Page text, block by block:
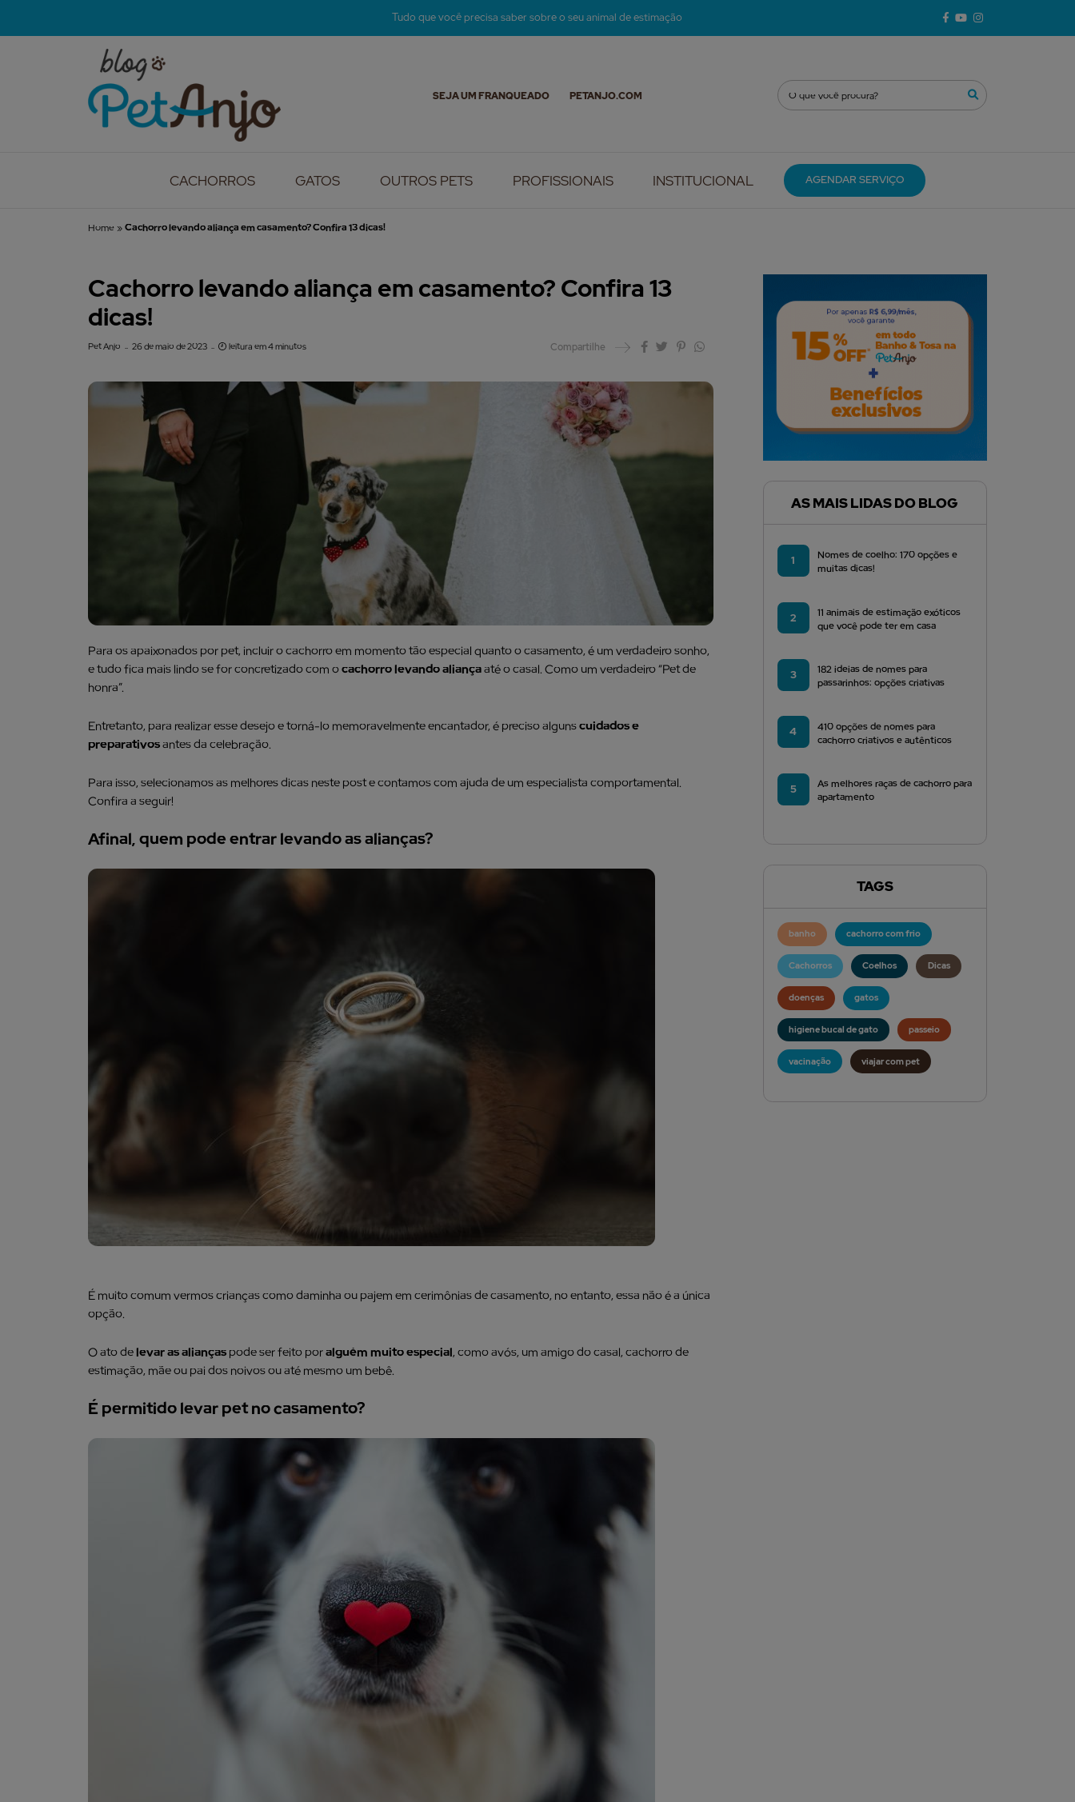
Tudo que você precisa saber sobre o seu animal de estimação
SEJA UM FRANQUEADO PETANJO.COM
CACHORROS GATOS OUTROS PETS PROFISSIONAIS INSTITUCIONAL AGENDAR SERVIÇO
Home »Cachorro levando aliança em casamento? Confira 13 dicas!
Cachorro levando aliança em casamento? Confira 13
dicas!
Pet Anjo 26 de maio de 2023 leitura em 4 minutos Compartilhe
Para os apaixonados por pet, incluir o cachorro em momento tão especial quanto o casamento, é um verdadeiro sonho,
e tudo fica mais lindo se for concretizado com ocachorro levando aliançaaté o casal. Como um verdadeiro “Pet de
honra”.
Entretanto, para realizar esse desejo e torná-lo memoravelmente encantador, é preciso algunscuidados e
preparativosantes da celebração.
Para isso, selecionamos as melhores dicas neste post e contamos com ajuda de um especialista comportamental.
Confira a seguir!
Afinal, quem pode entrar levando as alianças?
É muito comum vermos crianças como daminha ou pajem em cerimônias de casamento, no entanto, essa não é a única
opção.
O ato delevar as alianças pode ser feito poralguém muito especial, como avós, um amigo do casal, cachorro de
estimação, mãe ou pai dos noivos ou até mesmo um bebê.
É permitido levar pet no casamento?
AS MAIS LIDAS DO BLOG
1
Nomes de coelho: 170 opções e
muitas dicas!
2
11 animais de estimação exóticos
que você pode ter em casa
3
182 ideias de nomes para
passarinhos: opções criativas
4
410 opções de nomes para
cachorro criativos e autênticos
5
As melhores raças de cachorro para
apartamento
TAGS
banho cachorro com frio
Cachorros Coelhos Dicas
doenças gatos
higiene bucal de gato passeio
vacinação viajar com pet